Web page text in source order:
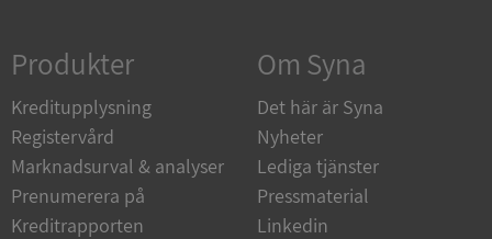
Produkter
Kreditupplysning
Registervård
Marknadsurval & analyser
Prenumerera på
Kreditrapporten
Om Syna
Det här är Syna
Nyheter
Lediga tjänster
Pressmaterial
Linkedin
kärnwebbplatsfunktioner som användarinloggning
och kontohantering. Webbplatsen kan inte
användas ordentligt utan strikt nödvändiga cookies.
Namn
Leverantör
Domän